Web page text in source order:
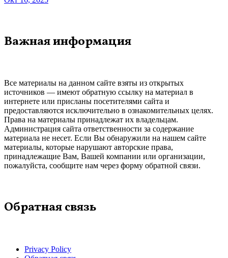
Важная информация
Все материалы на данном сайте взяты из открытых
источников — имеют обратную ссылку на материал в
интернете или присланы посетителями сайта и
предоставляются исключительно в ознакомительных целях.
Права на материалы принадлежат их владельцам.
Администрация сайта ответственности за содержание
материала не несет. Если Вы обнаружили на нашем сайте
материалы, которые нарушают авторские права,
принадлежащие Вам, Вашей компании или организации,
пожалуйста, сообщите нам через форму обратной связи.
Обратная связь
Privacy Policy